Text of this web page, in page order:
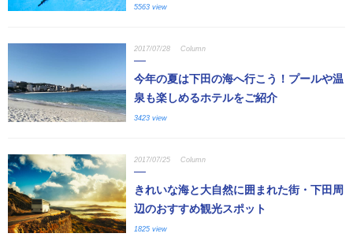
5563 view
2017/07/28 Column
今年の夏は下田の海へ行こう！プールや温
泉も楽しめるホテルをご紹介
3423 view
2017/07/25 Column
きれいな海と大自然に囲まれた街・下田周
辺のおすすめ観光スポット
1825 view